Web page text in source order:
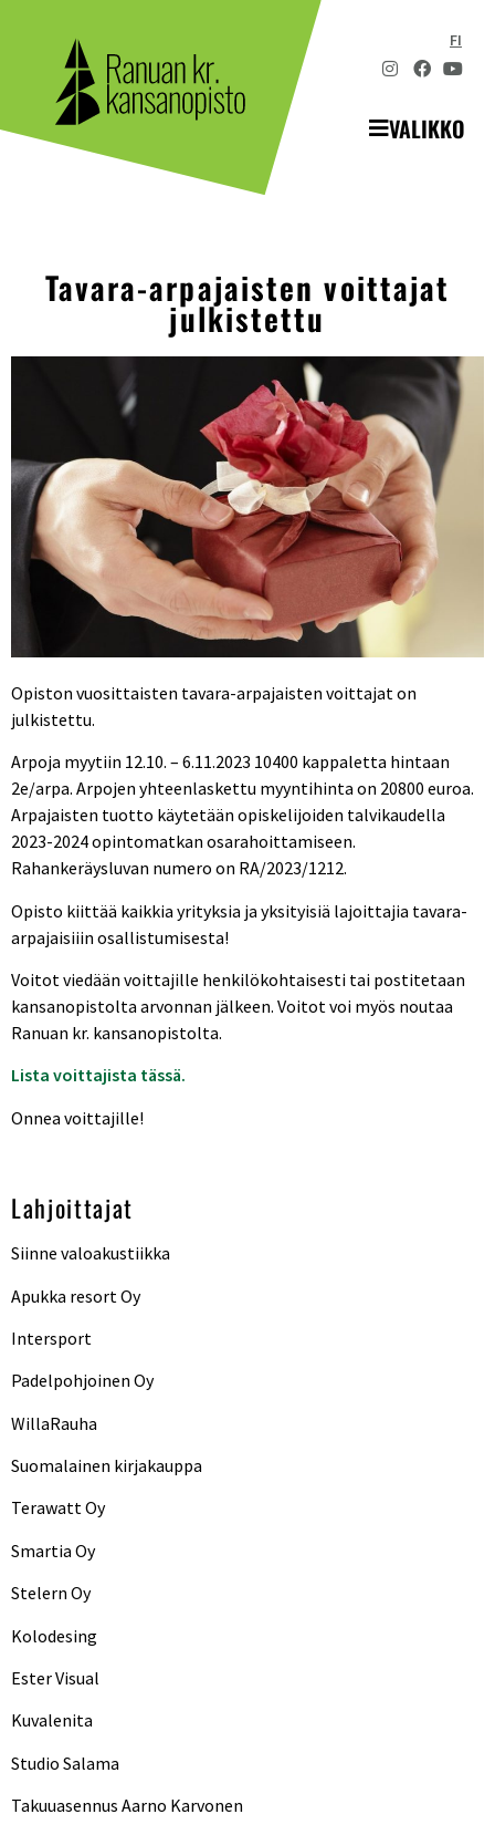
FI
VALIKKO
Tavara-arpajaisten voittajat
julkistettu
Opiston vuosittaisten tavara-arpajaisten voittajat on
julkistettu.
Arpoja myytiin 12.10. – 6.11.2023 10400 kappaletta hintaan
2e/arpa. Arpojen yhteenlaskettu myyntihinta on 20800 euroa.
Arpajaisten tuotto käytetään opiskelijoiden talvikaudella
2023-2024 opintomatkan osarahoittamiseen.
Rahankeräysluvan numero on RA/2023/1212.
Opisto kiittää kaikkia yrityksia ja yksityisiä lajoittajia tavara-
arpajaisiiin osallistumisesta!
Voitot viedään voittajille henkilökohtaisesti tai postitetaan
kansanopistolta arvonnan jälkeen. Voitot voi myös noutaa
Ranuan kr. kansanopistolta.
Lista voittajista tässä.
Onnea voittajille!
Lahjoittajat
Siinne valoakustiikka
Apukka resort Oy
Intersport
Padelpohjoinen Oy
WillaRauha
Suomalainen kirjakauppa
Terawatt Oy
Smartia Oy
Stelern Oy
Kolodesing
Ester Visual
Kuvalenita
Studio Salama
Takuuasennus Aarno Karvonen